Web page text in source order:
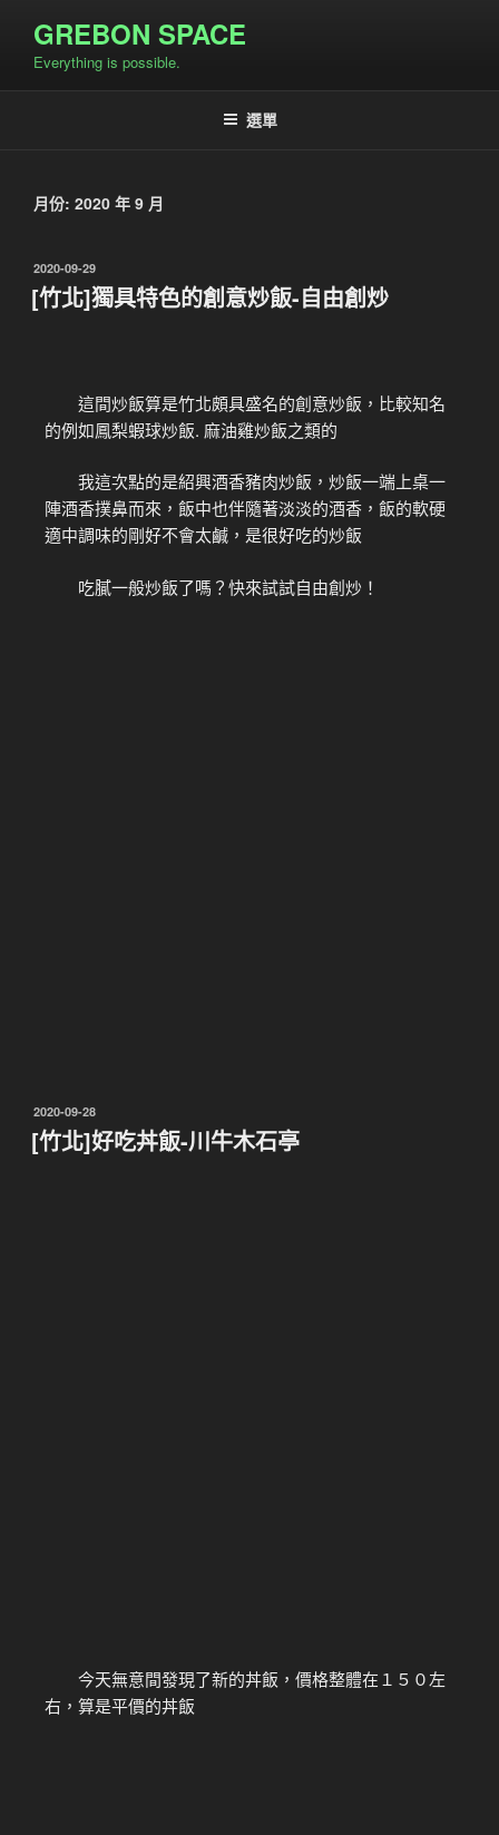
GREBON SPACE
Everything is possible.
選單
月份: 2020 年 9 月
2020-09-29
[竹北]獨具特色的創意炒飯-自由創炒
這間炒飯算是竹北頗具盛名的創意炒飯，比較知名
的例如鳳梨蝦球炒飯. 麻油雞炒飯之類的
我這次點的是紹興酒香豬肉炒飯，炒飯一端上桌一
陣酒香撲鼻而來，飯中也伴隨著淡淡的酒香，飯的軟硬
適中調味的剛好不會太鹹，是很好吃的炒飯
吃膩一般炒飯了嗎？快來試試自由創炒！
2020-09-28
[竹北]好吃丼飯-川牛木石亭
今天無意間發現了新的丼飯，價格整體在１５０左
右，算是平價的丼飯